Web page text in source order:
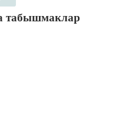
табышмаклар